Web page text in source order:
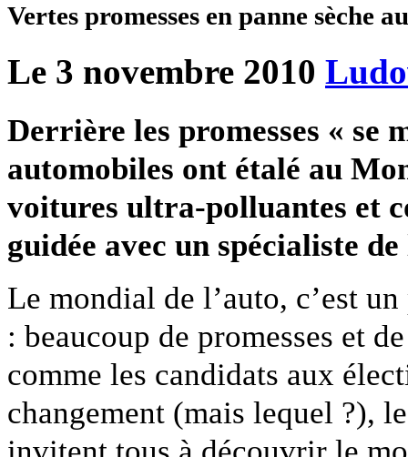
Vertes promesses en panne sèche
Le 3 novembre 2010
Derrière les promesses « se
automobiles ont étalé au
voitures ultra-polluantes et
guidée avec un spécialiste
Le mondial de l’auto, c’est
: beaucoup de promesses et
comme les candidats aux
changement (mais lequel ?),